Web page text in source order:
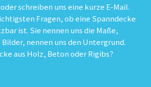
schreiben uns eine kurze E-Mail.
Fragen, ob eine Spanndecke
ist. Sie nennen uns die Maße,
Bilder, nennen uns den Untergrund.
aus Holz, Beton oder Rigibs?